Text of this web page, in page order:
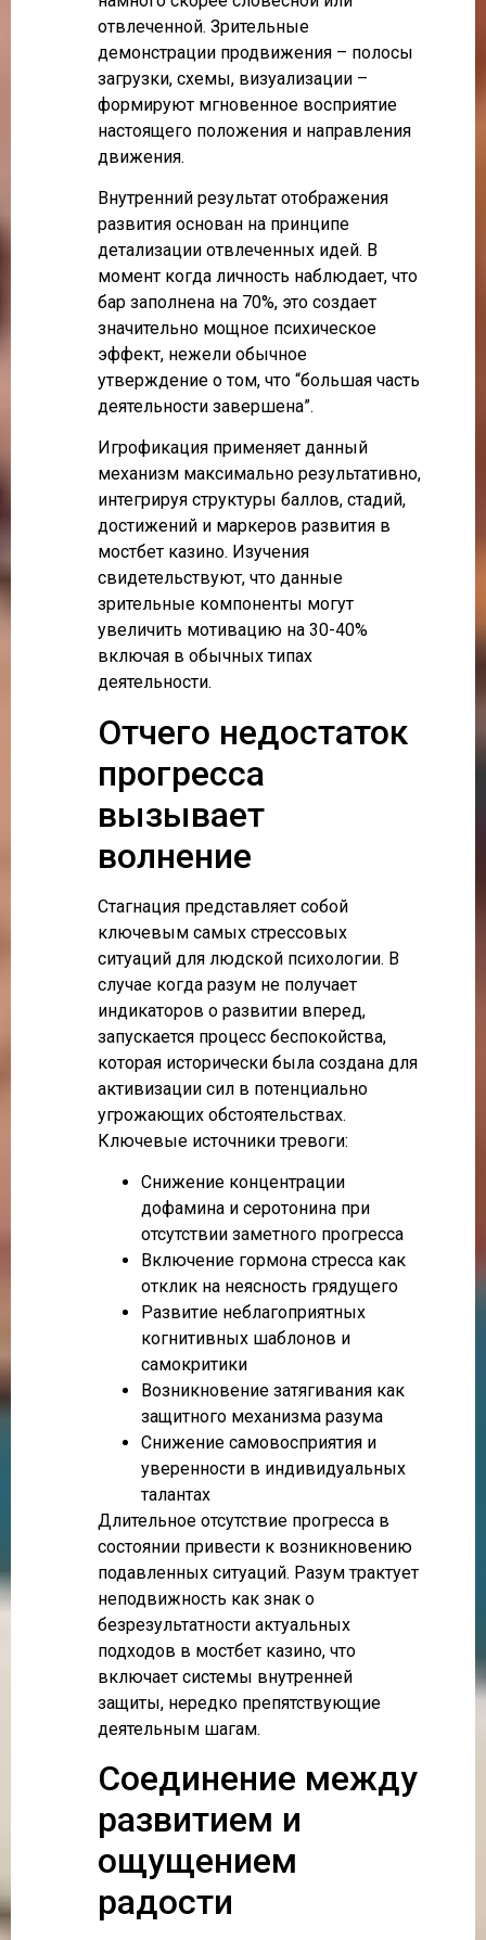
отвлеченной. Зрительные
демонстрации продвижения – полосы
загрузки, схемы, визуализации –
формируют мгновенное восприятие
настоящего положения и направления
движения.
Внутренний результат отображения
развития основан на принципе
детализации отвлеченных идей. В
момент когда личность наблюдает, что
бар заполнена на 70%, это создает
значительно мощное психическое
эффект, нежели обычное
утверждение о том, что “большая часть
деятельности завершена”.
Игрофикация применяет данный
механизм максимально результативно,
интегрируя структуры баллов, стадий,
достижений и маркеров развития в
мостбет казино. Изучения
свидетельствуют, что данные
зрительные компоненты могут
увеличить мотивацию на 30-40%
включая в обычных типах
деятельности.
Отчего недостаток
прогресса
вызывает
волнение
Стагнация представляет собой
ключевым самых стрессовых
ситуаций для людской психологии. В
случае когда разум не получает
индикаторов о развитии вперед,
запускается процесс беспокойства,
которая исторически была создана для
активизации сил в потенциально
угрожающих обстоятельствах.
Ключевые источники тревоги:
Снижение концентрации
дофамина и серотонина при
отсутствии заметного прогресса
Включение гормона стресса как
отклик на неясность грядущего
Развитие неблагоприятных
когнитивных шаблонов и
самокритики
Возникновение затягивания как
защитного механизма разума
Снижение самовосприятия и
уверенности в индивидуальных
талантах
Длительное отсутствие прогресса в
состоянии привести к возникновению
подавленных ситуаций. Разум трактует
неподвижность как знак о
безрезультатности актуальных
подходов в мостбет казино, что
включает системы внутренней
защиты, нередко препятствующие
деятельным шагам.
Соединение между
развитием и
ощущением
радости